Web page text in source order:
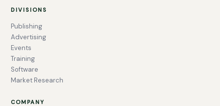
DIVISIONS
Publishing
Advertising
Events
Training
Software
Market Research
COMPANY